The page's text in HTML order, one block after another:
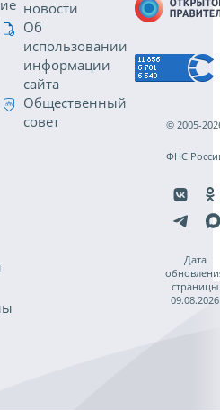
новости
Об
использовании
информации
сайта
Общественный
совет
© 2005-
ФНС
Дата
страницы
09.08.2026